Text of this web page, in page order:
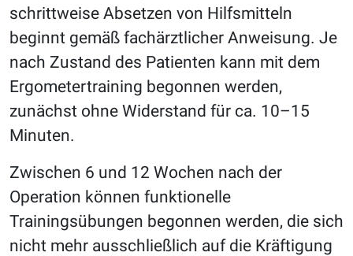
schrittweise Absetzen von Hilfsmitteln
beginnt gemäß fachärztlicher Anweisung. Je
nach Zustand des Patienten kann mit dem
Ergometertraining begonnen werden,
zunächst ohne Widerstand für ca. 10–15
Minuten.
Zwischen 6 und 12 Wochen nach der
Operation können funktionelle
Trainingsübungen begonnen werden, die sich
nicht mehr ausschließlich auf die Kräftigung